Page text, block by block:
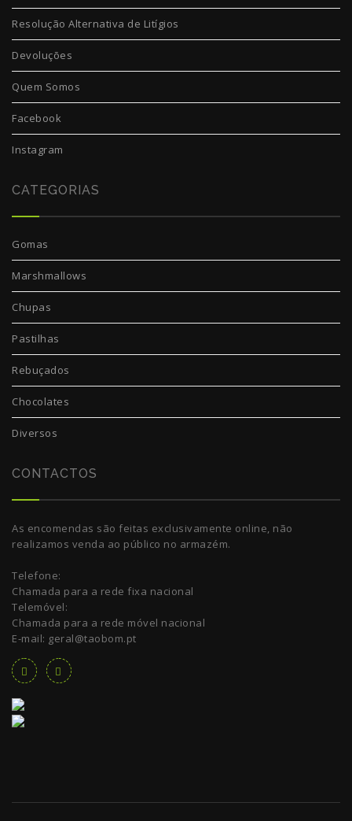
Resolução Alternativa de Litígios
Devoluções
Quem Somos
Facebook
Instagram
CATEGORIAS
Gomas
Marshmallows
Chupas
Pastilhas
Rebuçados
Chocolates
Diversos
CONTACTOS
As encomendas são feitas exclusivamente online, não
realizamos venda ao público no armazém.
Telefone:
Chamada para a rede fixa nacional
Telemóvel:
Chamada para a rede móvel nacional
E-mail: geral@taobom.pt